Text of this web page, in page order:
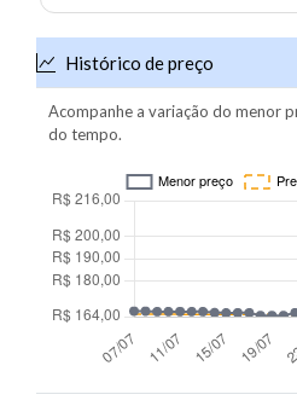
Histórico de preço
Acompanhe a variação do menor
do tempo.